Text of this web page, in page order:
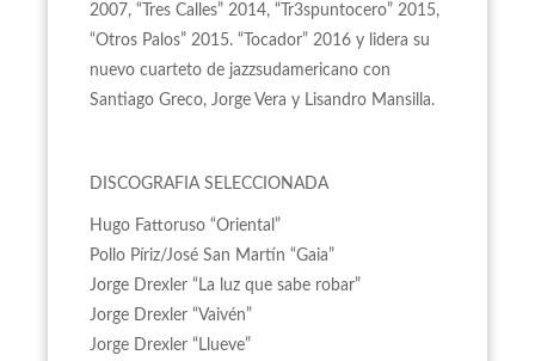
2007, “Tres Calles” 2014, “Tr3spuntocero” 2015,
“Otros Palos” 2015. “Tocador” 2016 y lidera su
nuevo cuarteto de jazzsudamericano con
Santiago Greco, Jorge Vera y Lisandro Mansilla.
DISCOGRAFIA SELECCIONADA
Hugo Fattoruso “Oriental”
Pollo Píriz/José San Martín “Gaia”
Jorge Drexler “La luz que sabe robar”
Jorge Drexler “Vaivén”
Jorge Drexler “Llueve”